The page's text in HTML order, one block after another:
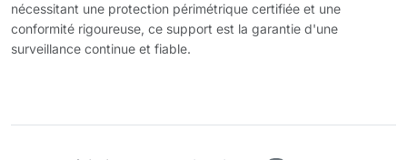
nécessitant une protection périmétrique certifiée et une
conformité rigoureuse, ce support est la garantie d'une
surveillance continue et fiable.